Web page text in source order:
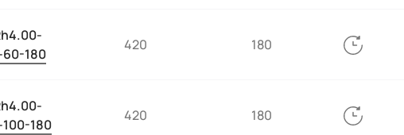
180
420 180
180
420 180